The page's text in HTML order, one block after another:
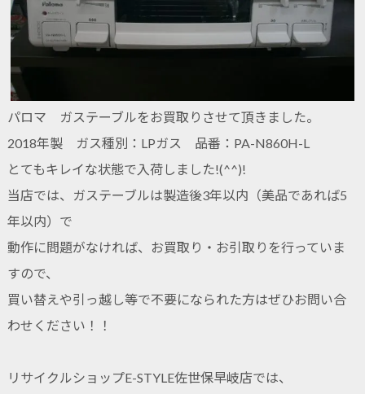
パロマ ガステーブルをお買取りさせて頂きました。
2018年製 ガス種別：LPガス 品番：PA-N860H-L
とてもキレイな状態で入荷しました!(^^)!
当店では、ガステーブルは製造後3年以内（美品であれば5
年以内）で
動作に問題がなければ、お買取り・お引取りを行っていま
すので、
買い替えや引っ越し等で不要になられた方はぜひお問い合
わせください！！
リサイクルショップE-STYLE佐世保早岐店では、